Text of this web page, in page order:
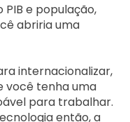
PIB e população,
abriria uma
internacionalizar,
você tenha uma
para trabalhar.
então, a